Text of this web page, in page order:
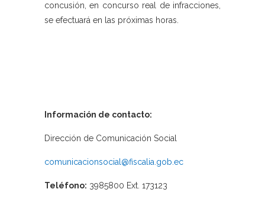
concusión, en concurso real de infracciones,
se efectuará en las próximas horas.
Información de contacto:
Dirección de Comunicación Social
comunicacionsocial@fiscalia.gob.ec
Teléfono: 3985800 Ext. 173123